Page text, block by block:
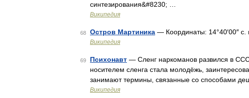
синтезирования&#8230; …
Википедия
68 Остров Мартиника — Координаты: 14°40′00″ с.
Википедия
69 Психонавт — Сленг наркоманов развился в
носителем сленга стала молодёжь,
занимают термины, связанные со способами
Википедия